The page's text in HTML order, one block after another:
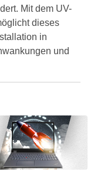
Mit dem UV-
dieses
in
und